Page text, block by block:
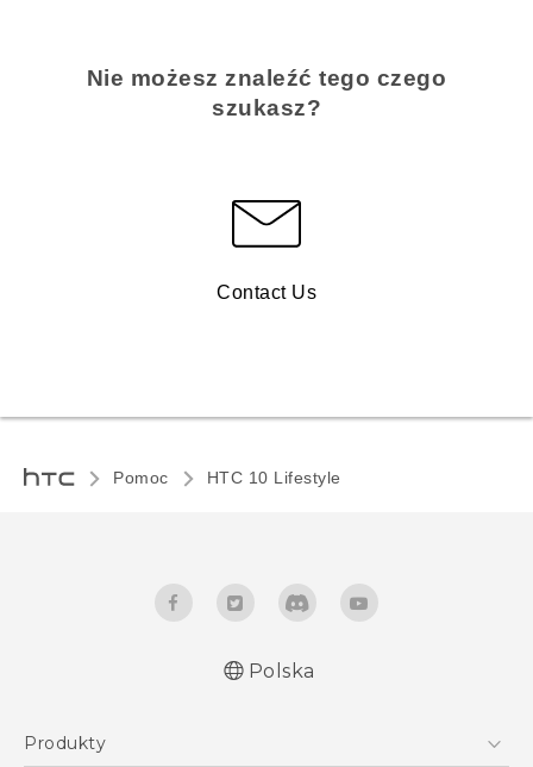
Nie możesz znaleźć tego czego
szukasz?
Contact Us
Pomoc HTC 10 Lifestyle‎
Polska
Produkty